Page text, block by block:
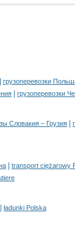
грузоперевозки
грузоперевозки
Словакия – Грузия
transport ciężarowy
ładunki Polska